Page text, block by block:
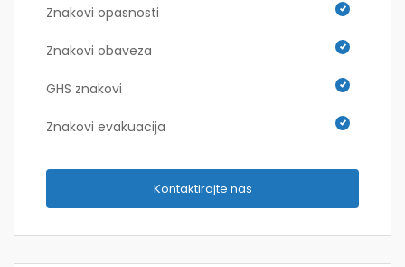
Znakovi opasnosti
Znakovi obaveza
GHS znakovi
Znakovi evakuacija
Kontaktirajte nas